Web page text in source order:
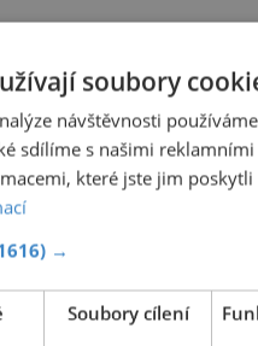
více než 300
jak se kosti
soubory
návštěvnosti
sdílíme s našimi
které jste jim
→
Soubory cílení